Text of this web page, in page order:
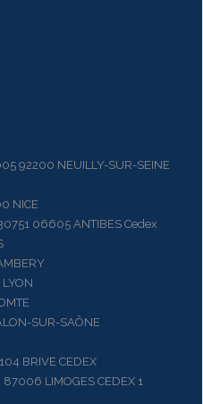
92200 NEUILLY-SUR-SEINE
NICE
06605 ANTIBES Cedex
SUR-SAÔNE
BRIVE CEDEX
LIMOGES CEDEX 1